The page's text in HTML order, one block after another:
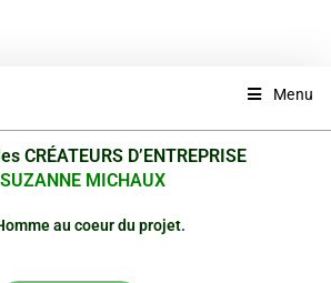
Menu
CRÉATEURS D’ENTREPRISE
SUZANNE MICHAUX
au coeur du projet.